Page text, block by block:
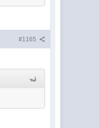
#1165